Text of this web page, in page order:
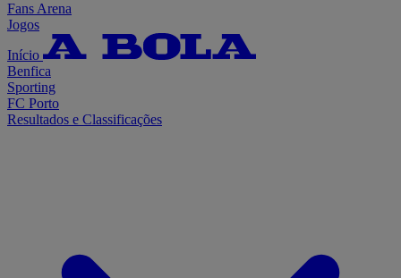
Fans Arena
Jogos
Início
Benfica
Sporting
FC Porto
Resultados e Classificações